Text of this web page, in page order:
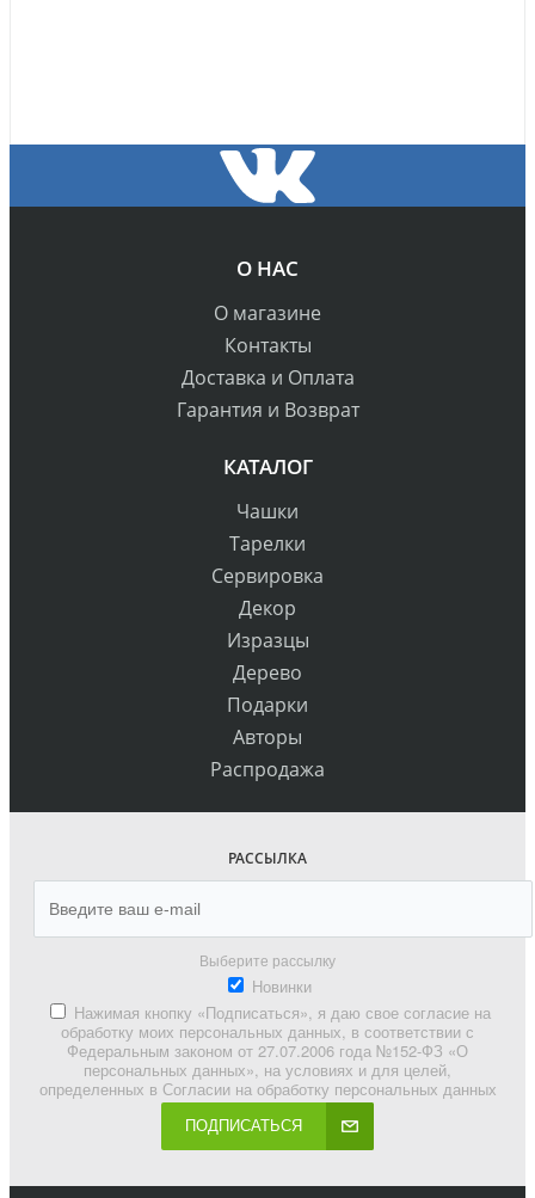
О НАС
О магазине
Контакты
Доставка и Оплата
Гарантия и Возврат
КАТАЛОГ
Чашки
Тарелки
Сервировка
Декор
Изразцы
Дерево
Подарки
Авторы
Распродажа
РАССЫЛКА
Выберите рассылку
Новинки
Нажимая кнопку «Подписаться», я даю свое согласие на
обработку моих персональных данных, в соответствии с
Федеральным законом от 27.07.2006 года №152-ФЗ «О
персональных данных», на условиях и для целей,
определенных в Согласии на обработку персональных данных
ПОДПИСАТЬСЯ